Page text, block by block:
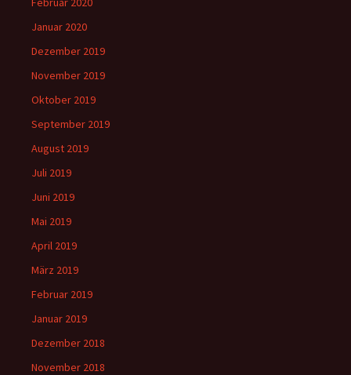
Januar 2020
Dezember 2019
November 2019
Oktober 2019
September 2019
August 2019
Juli 2019
Juni 2019
Mai 2019
April 2019
März 2019
Februar 2019
Januar 2019
Dezember 2018
November 2018